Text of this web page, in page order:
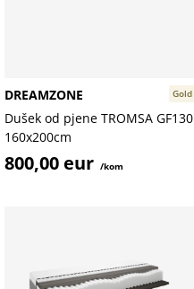
Gold
DREAMZONE
Dušek od pjene TROMSA GF130
160x200cm
800,00 eur /kom